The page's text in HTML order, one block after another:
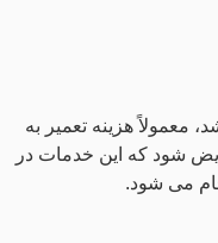
معمولاً هزینه تعمیر به‌
شود که این خدمات در
می شود.